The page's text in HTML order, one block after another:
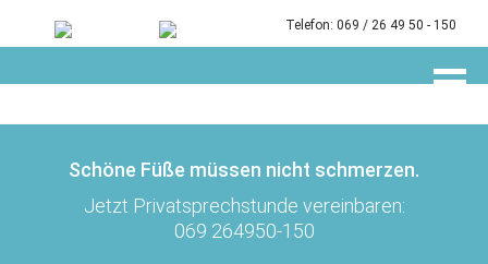
zum
Inhalt
Telefon: 069 / 26 49 50 - 150
Schöne Füße müssen nicht schmerzen.
Jetzt Privatsprechstunde vereinbaren:
069 264950-150